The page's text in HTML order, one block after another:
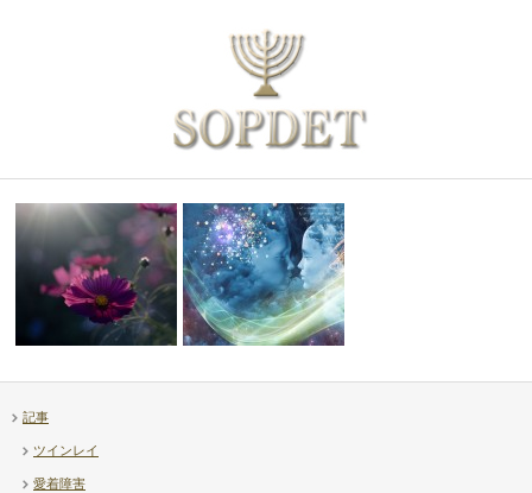
【Diary】高市首相 – …
記事
ツインレイ
愛着障害